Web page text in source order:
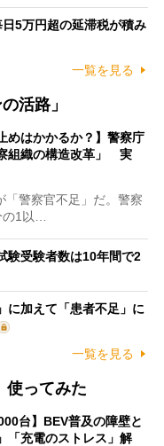
5万円超の延滞税が積み
一覧を見る
活路」
めはかかるか？】警察庁
組織の構造改革」 実
警察官不足」だ。警察
1以…
験受験者数は10年間で2
に加えて「患者不足」に
一覧を見る
使ってみた
台】BEV普及の障壁と
「充電のストレス」解